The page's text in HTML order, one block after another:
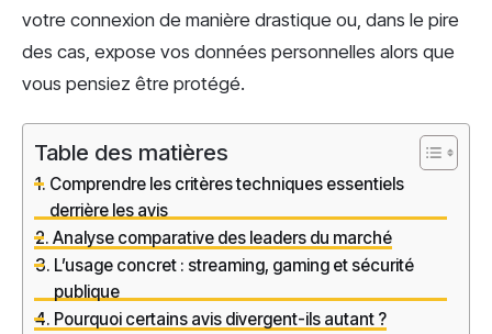
votre connexion de manière drastique ou, dans le pire
des cas, expose vos données personnelles alors que
vous pensiez être protégé.
Table des matières
Comprendre les critères techniques essentiels
derrière les avis
Analyse comparative des leaders du marché
L’usage concret : streaming, gaming et sécurité
publique
Pourquoi certains avis divergent-ils autant ?